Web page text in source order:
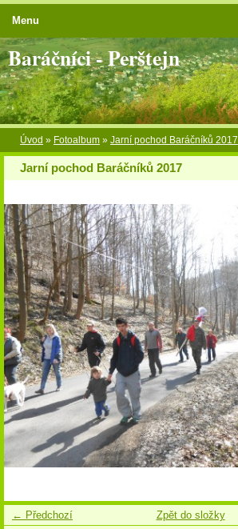
Baráčníci - Perštejn
Úvod » Fotoalbum » Jarní pochod Baráčníků 2017
Jarní pochod Baráčníků 2017
← Předchozí
Zpět do složky
Menu